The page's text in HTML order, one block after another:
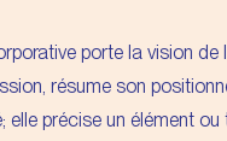
porte la vision de
résume son
elle précise un élément